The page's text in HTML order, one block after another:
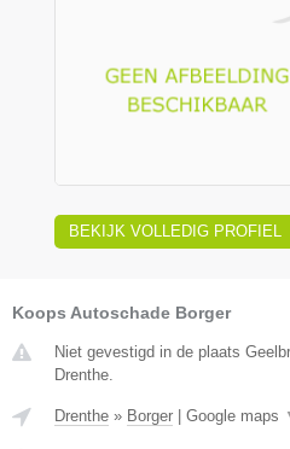
BEKIJK VOLLEDIG PROFIEL
Koops Autoschade Borger
Niet gevestigd in de plaats
Drenthe.
Drenthe » Borger Google maps